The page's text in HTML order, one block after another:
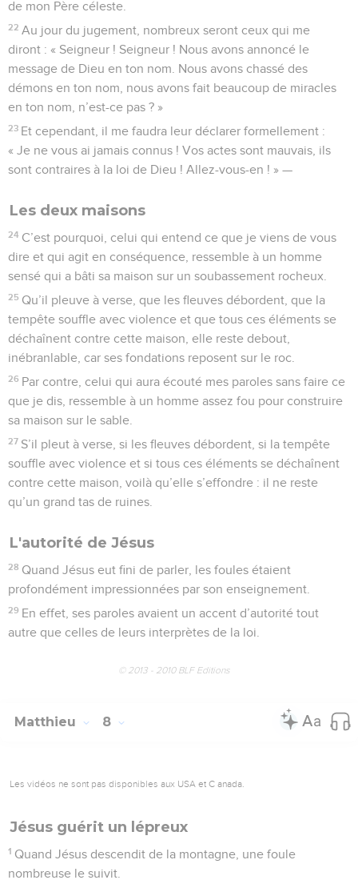
de mon Père céleste.
22 Au jour du jugement, nombreux seront ceux qui me
diront : « Seigneur ! Seigneur ! Nous avons annoncé le
message de Dieu en ton nom. Nous avons chassé des
démons en ton nom, nous avons fait beaucoup de miracles
en ton nom, n’est-ce pas ? »
23 Et cependant, il me faudra leur déclarer formellement :
« Je ne vous ai jamais connus ! Vos actes sont mauvais, ils
sont contraires à la loi de Dieu ! Allez-vous-en ! » —
Les deux maisons
24 C’est pourquoi, celui qui entend ce que je viens de vous
dire et qui agit en conséquence, ressemble à un homme
sensé qui a bâti sa maison sur un soubassement rocheux.
25 Qu’il pleuve à verse, que les fleuves débordent, que la
tempête souffle avec violence et que tous ces éléments se
déchaînent contre cette maison, elle reste debout,
inébranlable, car ses fondations reposent sur le roc.
26 Par contre, celui qui aura écouté mes paroles sans faire ce
que je dis, ressemble à un homme assez fou pour construire
sa maison sur le sable.
27 S’il pleut à verse, si les fleuves débordent, si la tempête
souffle avec violence et si tous ces éléments se déchaînent
contre cette maison, voilà qu’elle s’effondre : il ne reste
qu’un grand tas de ruines.
L'autorité de Jésus
28 Quand Jésus eut fini de parler, les foules étaient
profondément impressionnées par son enseignement.
29 En effet, ses paroles avaient un accent d’autorité tout
autre que celles de leurs interprètes de la loi.
© 2013 - 2010 BLF Editions
Matthieu 8
Les vidéos ne sont pas disponibles aux USA et C anada.
Jésus guérit un lépreux
1 Quand Jésus descendit de la montagne, une foule
nombreuse le suivit.